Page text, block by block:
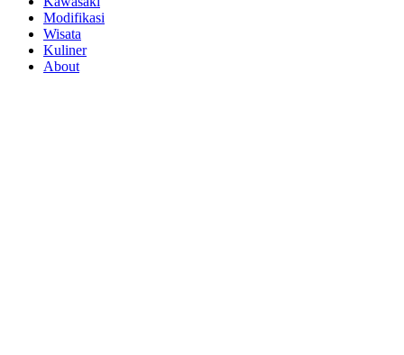
Modifikasi
Wisata
Kuliner
About